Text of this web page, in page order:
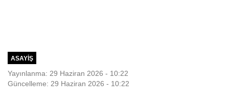
ASAYIŞ
Yayınlanma: 29 Haziran 2026 - 10:22
Güncelleme: 29 Haziran 2026 - 10:22